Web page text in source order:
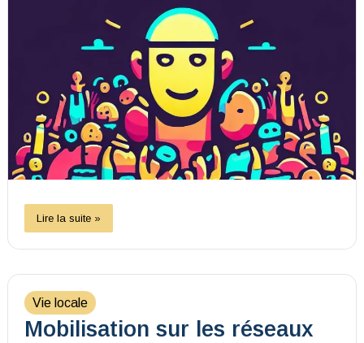
Lire la suite »
Vie locale
Mobilisation sur les réseaux